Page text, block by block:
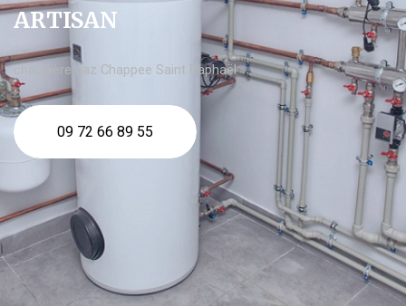
ARTISAN
chaudière gaz Chappee Saint Raphaël
09 72 66 89 55